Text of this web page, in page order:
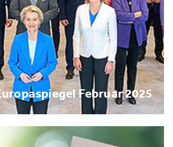
Februar 2025